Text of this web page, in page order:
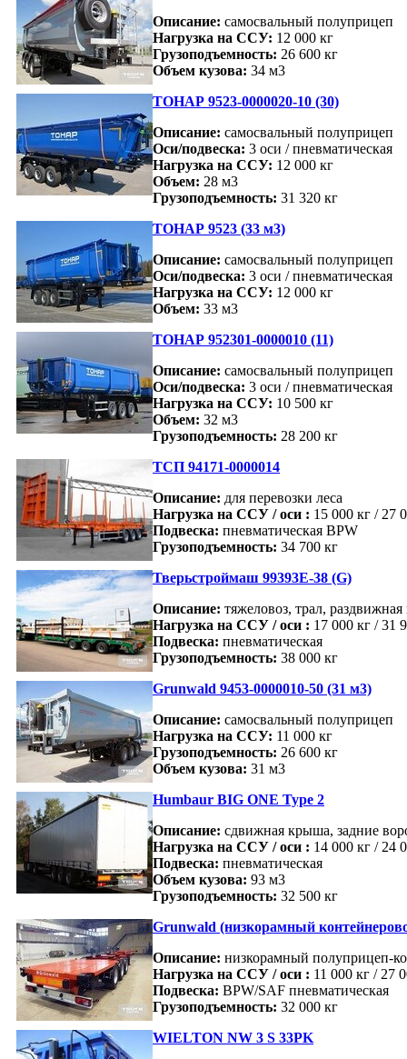
Описание: самосвальный полуприцеп
Нагрузка на ССУ: 12 000 кг
Грузоподъемность: 26 600 кг
Объем кузова: 34 м3
ТОНАР 9523-0000020-10 (30)
Описание: самосвальный полуприцеп
Оси/подвеска: 3 оси / пневматическая
Нагрузка на ССУ: 12 000 кг
Объем: 28 м3
Грузоподъемность: 31 320 кг
ТОНАР 9523 (33 м3)
Описание: самосвальный полуприцеп
Оси/подвеска: 3 оси / пневматическая
Нагрузка на ССУ: 12 000 кг
Объем: 33 м3
ТОНАР 952301-0000010 (11)
Описание: самосвальный полуприцеп
Оси/подвеска: 3 оси / пневматическая
Нагрузка на ССУ: 10 500 кг
Объем: 32 м3
Грузоподъемность: 28 200 кг
ТСП 94171-0000014
Описание: для перевозки леса
Нагрузка на ССУ / оси : 15 000 кг / 27
Подвеска: пневматическая BPW
Грузоподъемность: 34 700 кг
Тверьстроймаш 99393Е-38 (G)
Описание: тяжеловоз, трал,
Нагрузка на ССУ / оси : 17 000 кг / 31
Подвеска: пневматическая
Грузоподъемность: 38 000 кг
Grunwald 9453-0000010-50 (31 м3)
Описание: самосвальный полуприцеп
Нагрузка на ССУ: 11 000 кг
Грузоподъемность: 26 600 кг
Объем кузова: 31 м3
Humbaur BIG ONE Type 2
Описание: сдвижная крыша, задние
Нагрузка на ССУ / оси : 14 000 кг / 24
Подвеска: пневматическая
Объем кузова: 93 м3
Грузоподъемность: 32 500 кг
Grunwald (низкорамный
Описание: низкорамный полуприцеп-
Нагрузка на ССУ / оси : 11 000 кг / 27
Подвеска: BPW/SAF пневматическая
Грузоподъемность: 32 000 кг
WIELTON NW 3 S 33PK